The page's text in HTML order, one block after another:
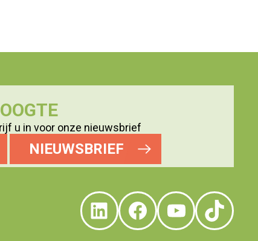
u in voor onze nieuwsbrief
NIEUWSBRIEF
LinkedIn
Facebook
YouTube